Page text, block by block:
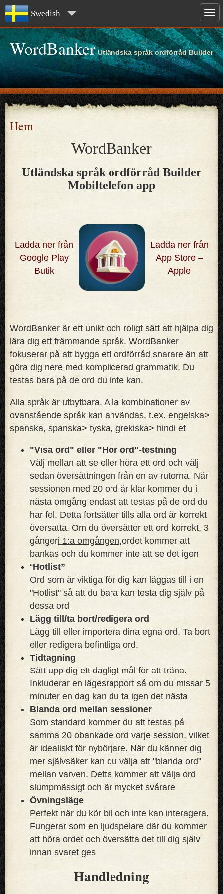
Swedish
WordBanker Utländska språk ordförråd Builder
Hem
WordBanker
Utländska språk ordförråd Builder
Mobiltelefon app
Ladda ner från
Google Play
Butik
Ladda ner från
App Store –
Apple
WordBanker är ett unikt och roligt sätt att hjälpa dig
lära dig ett främmande språk. WordBanker
fokuserar på att bygga ett ordförråd snarare än att
göra dig nere med komplicerad grammatik. Du
testas bara på de ord du inte kan.
Alla språk är utbytbara. Alla kombinationer av
ovanstående språk kan användas, t.ex. engelska>
spanska, spanska> tyska, grekiska> hindi et
"Visa ord" eller "Hör ord"-testning
Välj mellan att se eller höra ett ord och välj
sedan översättningen från en av rutorna. När
sessionen med 20 ord är klar kommer du i
nästa omgång endast att testas på de ord du
har fel. Detta fortsätter tills alla ord är korrekt
översatta. Om du översätter ett ord korrekt, 3
gångeri 1:a omgången,ordet kommer att
bankas och du kommer inte att se det igen
“Hotlist”
Ord som är viktiga för dig kan läggas till i en
"Hotlist" så att du bara kan testa dig själv på
dessa ord
Lägg till/ta bort/redigera ord
Lägg till eller importera dina egna ord. Ta bort
eller redigera befintliga ord.
Tidtagning
Sätt upp dig ett dagligt mål för att träna.
Inkluderar en lägesrapport så om du missar 5
minuter en dag kan du ta igen det nästa
Blanda ord mellan sessioner
Som standard kommer du att testas på
samma 20 obankade ord varje session, vilket
är idealiskt för nybörjare. När du känner dig
mer självsäker kan du välja att "blanda ord"
mellan varven. Detta kommer att välja ord
slumpmässigt och är mycket svårare
Övningsläge
Perfekt när du kör bil och inte kan interagera.
Fungerar som en ljudspelare där du kommer
att höra ordet och översätta det till dig själv
innan svaret ges
Handledning